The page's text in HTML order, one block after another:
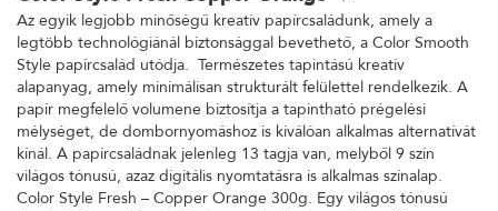
Az egyik legjobb minőségű kreatív papírcsaládunk, amely a
legtöbb technológiánál biztonsággal bevethető, a Color Smooth
Style papírcsalád utódja. Természetes tapintású kreatív
alapanyag, amely minimálisan strukturált felülettel rendelkezik. A
papír megfelelő volumene biztosítja a tapintható prégelési
mélységet, de dombornyomáshoz is kiválóan alkalmas alternatívát
kínál. A papírcsaládnak jelenleg 13 tagja van, melyből 9 szín
világos tónusú, azaz digitális nyomtatásra is alkalmas színalap.
Color Style Fresh – Copper Orange 300g. Egy világos tónusú